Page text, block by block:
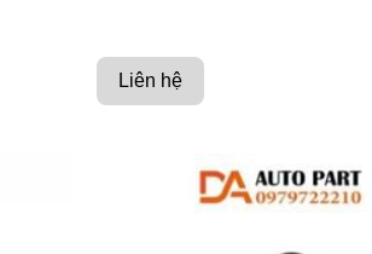
Liên hệ